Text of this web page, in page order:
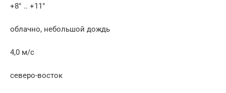
+8° .. +11°
облачно, небольшой дождь
4,0 м/с
северо-восток